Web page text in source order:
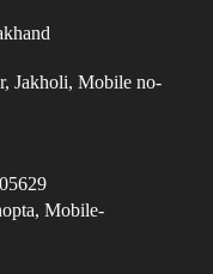
Jakholi, Mobile no-
Mobile-